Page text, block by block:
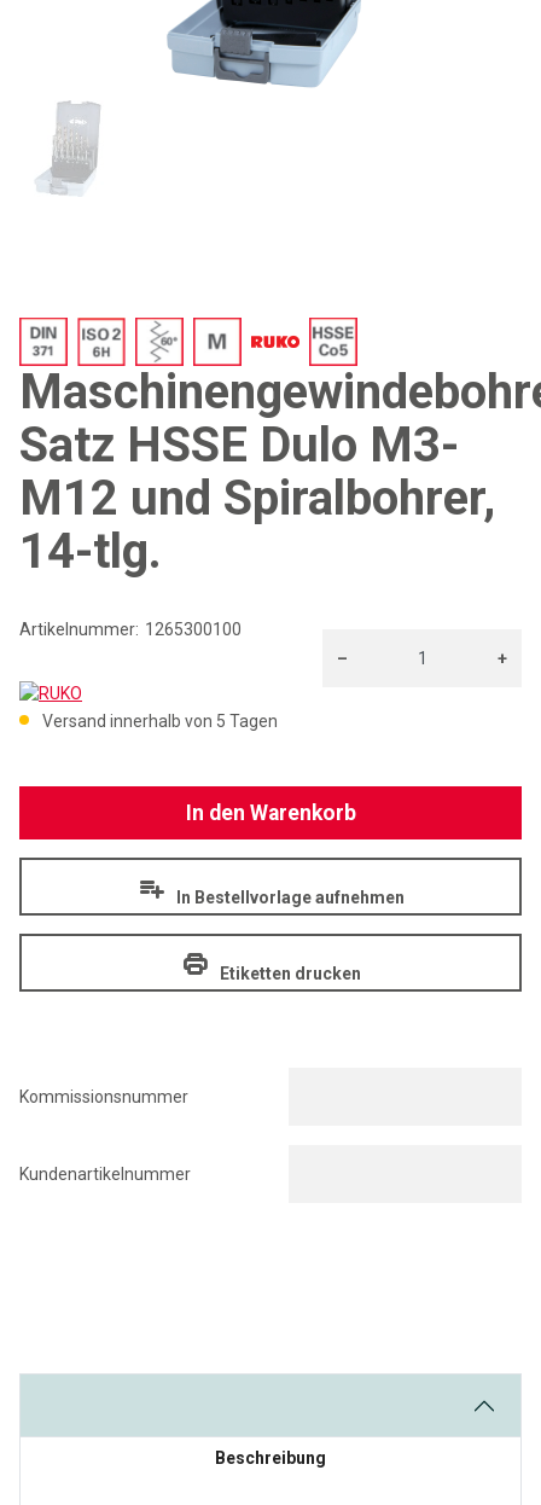
Satz HSSE Dulo M3-
M12 und Spiralbohrer,
14-tlg.
Artikelnummer: 1265300100
Versand innerhalb von 5 Tagen
Kommissionsnummer
Kundenartikelnummer
– +
In den Warenkorb
In Bestellvorlage aufnehmen
Etiketten drucken
Beschreibung